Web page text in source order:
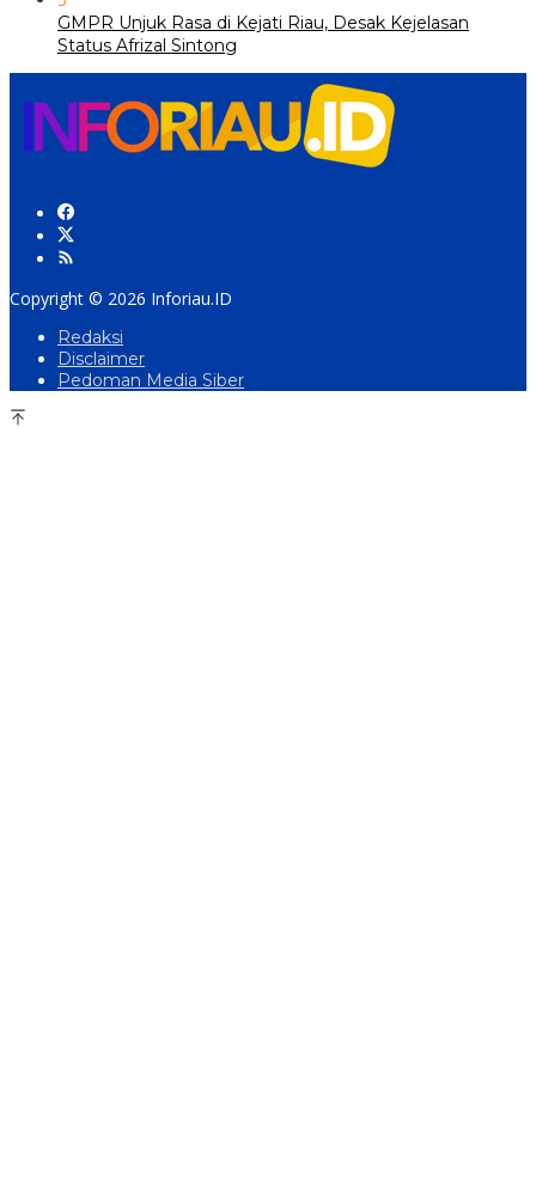
GMPR Unjuk Rasa di Kejati Riau, Desak Kejelasan
Status Afrizal Sintong
Copyright © 2026 Inforiau.ID
Redaksi
Disclaimer
Pedoman Media Siber